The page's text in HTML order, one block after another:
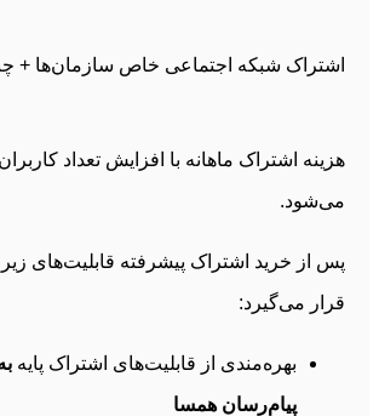
اشتراک شبکه اجتماعی خاص سازمان‌ها +
هزینه اشتراک ماهانه با افزایش تعداد
می‌شود.
پس از خرید اشتراک پیشرفته قابلیت‌های زیر
قرار می‌گیرد:
بهره‌مندی از قابلیت‌های اشتراک پایه
پیام‌رسان همسا